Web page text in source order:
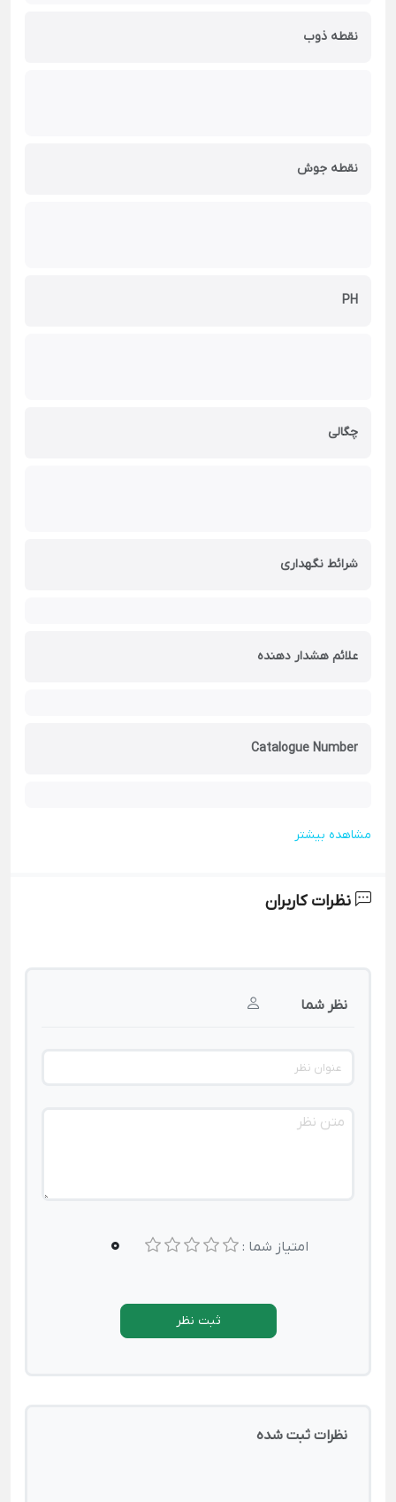
نقطه ذوب
نقطه جوش
PH
چگالی
شرائط نگهداری
علائم هشدار دهنده
Catalogue Number
مشاهده بیشتر
نظرات کاربران
نظر شما
امتیاز شما : 0
ثبت نظر
نظرات ثبت شده